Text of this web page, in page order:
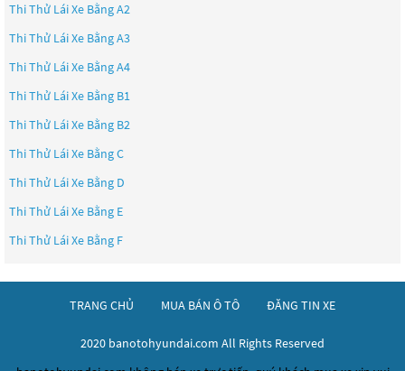
Thi Thử Lái Xe Bằng A2
Thi Thử Lái Xe Bằng A3
Thi Thử Lái Xe Bằng A4
Thi Thử Lái Xe Bằng B1
Thi Thử Lái Xe Bằng B2
Thi Thử Lái Xe Bằng C
Thi Thử Lái Xe Bằng D
Thi Thử Lái Xe Bằng E
Thi Thử Lái Xe Bằng F
TRANG CHỦ MUA BÁN Ô TÔ ĐĂNG TIN XE
2020 banotohyundai.com All Rights Reserved